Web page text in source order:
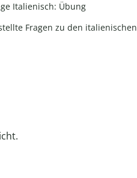
Italienisch: Übung
Fragen zu den italienischen